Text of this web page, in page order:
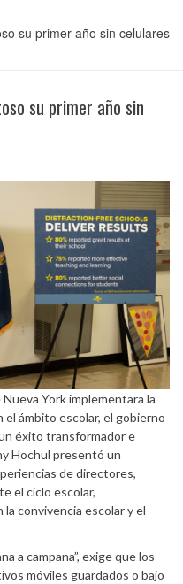
su primer año sin celulares
su primer año sin
York implementara la
ámbito escolar, el gobierno
éxito transformador e
Hochul presentó un
de directores,
el ciclo escolar,
convivencia escolar y el
a campana”, exige que los
móviles guardados o bajo